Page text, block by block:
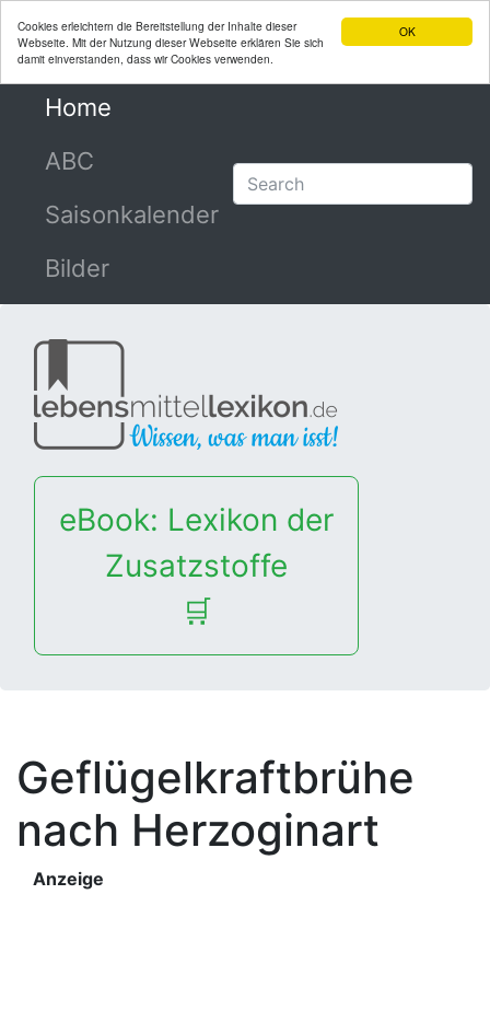
OK
Cookies erleichtern die Bereitstellung der Inhalte dieser
Webseite. Mit der Nutzung dieser Webseite erklären Sie sich
damit einverstanden, dass wir Cookies verwenden.
Home
ABC
Saisonkalender
Bilder
eBook: Lexikon der
Zusatzstoffe
🛒
Geflügelkraftbrühe
nach Herzoginart
Anzeige